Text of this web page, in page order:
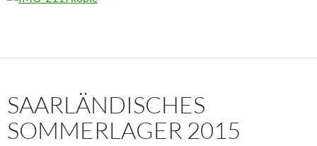
SAARLÄNDISCHES
SOMMERLAGER 2015